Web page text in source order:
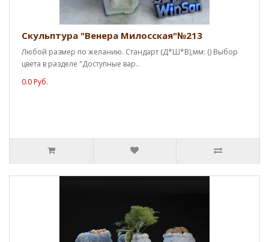
Скульптура "Венера Милосская"№213
Любой размер по желанию. Стандарт (Д*Ш*В),мм: () Выбор
цвета в разделе "Доступные вар..
0.0 Руб.